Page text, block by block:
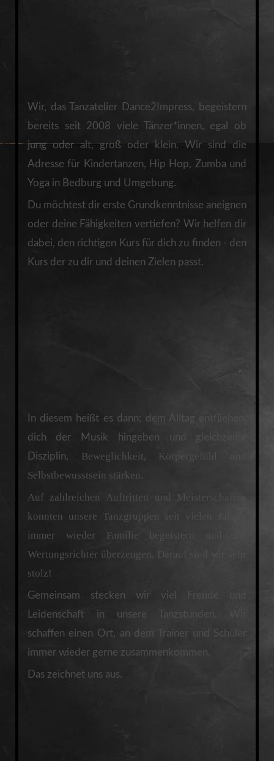
Wir, das Tanzatelier Dance2Impress, begeistern
bereits seit 2008 viele Tänzer*innen, egal ob
jung oder alt, groß oder klein. Wir sind die
Adresse für Kindertanzen, Hip Hop, Zumba und
Yoga in Bedburg und Umgebung.
Du möchtest dir erste Grundkenntnisse aneignen
oder deine Fähigkeiten vertiefen? Wir helfen dir
dabei, den richtigen Kurs für dich zu finden - den
Kurs der zu dir und deinen Zielen passt.
In diesem heißt es dann: dem Alltag entfliehen,
dich der Musik hingeben und gleichzeitig
Disziplin, Beweglichkeit, Körpergefühl und
Selbstbewusstsein stärken.
Auf zahlreichen Auftritten und Meisterschaften
konnten unsere Tanzgruppen seit vielen Jahren
immer wieder Familie begeistern und die
Wertungsrichter überzeugen. Darauf sind wir sehr
stolz!
Gemeinsam stecken wir viel Freude und
Leidenschaft in unsere Tanzstunden. Wir
schaffen einen Ort, an dem Trainer und Schüler
immer wieder gerne zusammenkommen.
Das zeichnet uns aus.